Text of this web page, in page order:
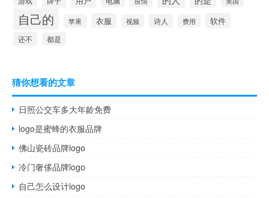
自己的 苹果 衣服 视频 诗人 费用 软件
还不 都是
猜你想看的文章
日照公交车多大年龄免费
logo是蜜蜂的衣服品牌
佛山瓷砖品牌logo
冷门奢侈品牌logo
自己怎么设计logo